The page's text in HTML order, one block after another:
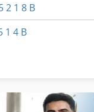
2 1 8 B
1 4 B